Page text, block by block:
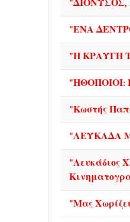
"ΔΙΟΝΥΣΟΣ,
"ΕΝΑ
"Η ΚΡΑΥΓΗ
"ΗΘΟΠΟΙΟΙ:
"Κωστής
"ΛΕΥΚΑΔΑ
"Λευκάδιος
"Μας